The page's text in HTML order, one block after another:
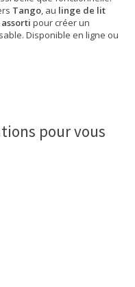
Tango , au linge de lit
pour créer un
Disponible en ligne ou
pour vous